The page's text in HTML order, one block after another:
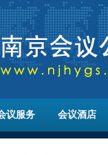
议服务 会议酒店